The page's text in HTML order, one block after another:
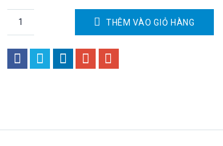
THÊM VÀO GIỎ HÀNG